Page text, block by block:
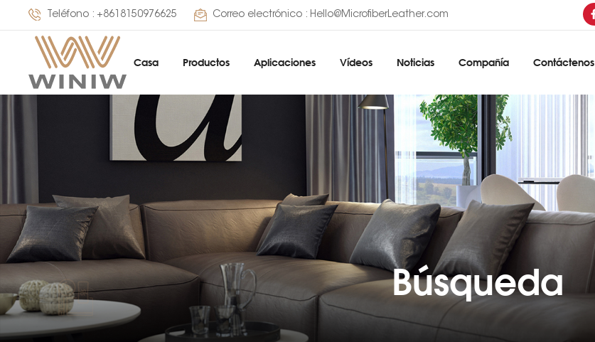
Teléfono : +8618150976625 Correo electrónico : Hello@MicrofiberLeather.com
Casa Productos Aplicaciones Vídeos Noticias Compañía Contáctenos
Búsqueda